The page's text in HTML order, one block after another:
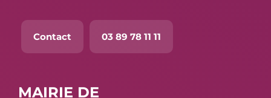
Contact 03 89 78 11 11
MAIRIE DE